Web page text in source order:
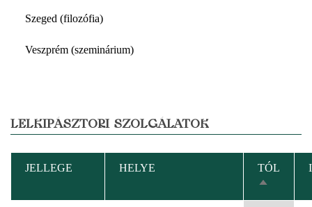
Szeged (filozófia)
Veszprém (szeminárium)
LELKIPÁSZTORI SZOLGÁLATOK
JELLEGE HELYE
TÓL